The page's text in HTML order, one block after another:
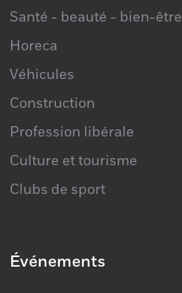
Santé - beauté - bien-être
Horeca
Véhicules
Construction
Profession libérale
Culture et tourisme
Clubs de sport
Événements